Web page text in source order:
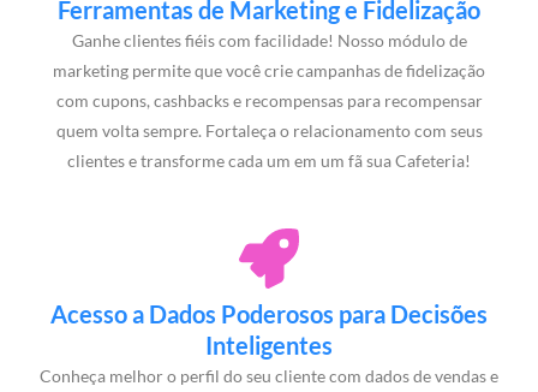
Ferramentas de Marketing e Fidelização
Ganhe clientes fiéis com facilidade! Nosso módulo de
marketing permite que você crie campanhas de fidelização
com cupons, cashbacks e recompensas para recompensar
quem volta sempre. Fortaleça o relacionamento com seus
clientes e transforme cada um em um fã sua Cafeteria!
Acesso a Dados Poderosos para Decisões
Inteligentes
Conheça melhor o perfil do seu cliente com dados de vendas e